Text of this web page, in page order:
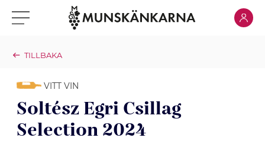
Klicka för meny Klicka
TILLBAKA
VITT VIN
Soltész Egri Csillag
Selection 2024